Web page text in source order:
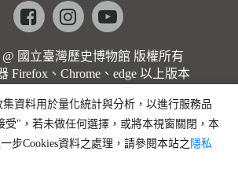
Facebookinstagramyoutube
@ 國立臺灣歷史博物館 版權所有
Firefox、Chrome、edge 以上版本
集資料用於量化統計與分析，以進行服務品
受"，若未做任何選擇，或將本視窗關閉，本
步Cookies資料之處理，請參閱本站之 隱私